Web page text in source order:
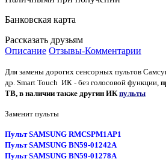
Банковская карта
Рассказать друзьям
Описание Отзывы-Комментарии
Для замены дорогих сенсорных пультов
др. Smart Touch ИК - без голосовой функции
ТВ, в наличии также другин ИК пульты
Заменит пульты
Пульт SAMSUNG RMCSPM1AP1
Пульт SAMSUNG BN59-01242A
Пульт SAMSUNG BN59-01278A